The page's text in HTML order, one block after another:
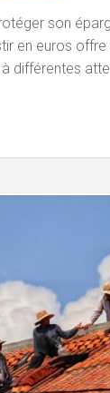
son
en euros offre
différentes